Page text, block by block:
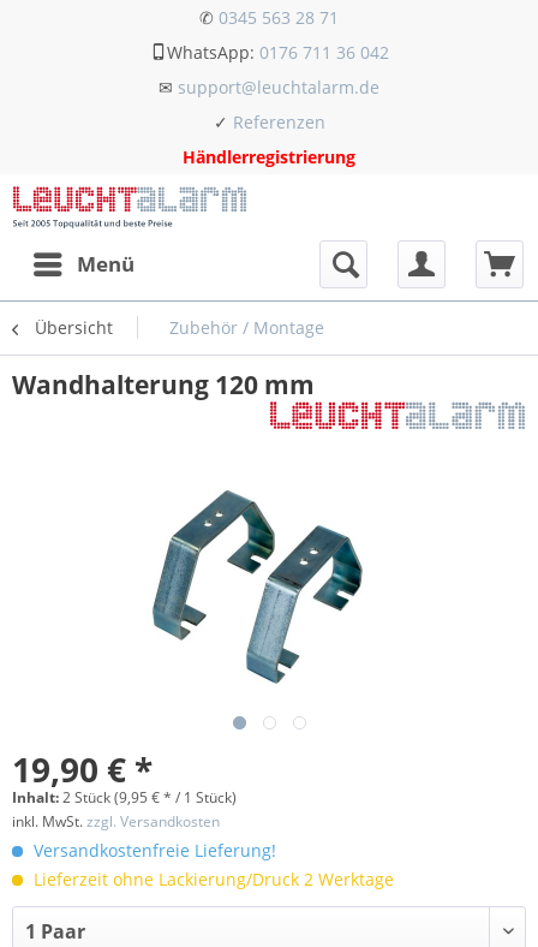
✆ 0345 563 28 71
WhatsApp: 0176 711 36 042
✉ support@leuchtalarm.de
✓ Referenzen
Händlerregistrierung
Menü
Übersicht Zubehör / Montage
Wandhalterung 120 mm
19,90 € *
Inhalt:2 Stück (9,95 € * / 1 Stück)
inkl. MwSt.zzgl. Versandkosten
Versandkostenfreie Lieferung!
Lieferzeit ohne Lackierung/Druck 2 Werktage